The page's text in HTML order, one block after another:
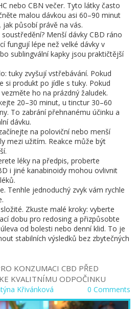
nebo CBN večer. Tyto látky často
malou dávkou asi 60–90 minut
působí právě na vás.
Menší dávky CBD ráno
fungují lépe než velké dávky v
sublingvální kapky jsou praktičtější
tuky zvyšují vstřebávání. Pokud
si produkt po jídle s tuky. Pokud
ho na prázdný žaludek.
20–30 minut, u tinctur 30–60
To zabrání přehnanému účinku a
dávku.
na poloviční nebo menší
mezi užitím. Reakce může být
léky na předpis, proberte
i jiné kanabinoidy mohou ovlivnit
Tenhle jednoduchý zvyk vám rychle
Zkuste malé kroky: vyberte
dobu pro redosing a přizpůsobte
od bolesti nebo denní klid. To je
stabilních výsledků bez zbytečných
KONZUMACI CBD PŘED
KVALITNÍMU ODPOČINKU
Křivánková 0 Comments